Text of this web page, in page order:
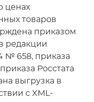
ценах
товаров
приказом
редакции
№ 658, приказа
Росстата
выгрузка в
с XML-